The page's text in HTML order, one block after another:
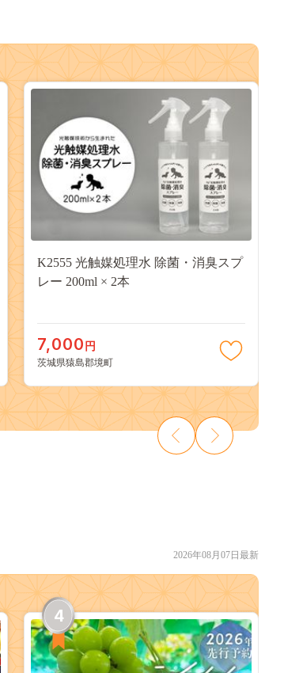
K2555 光触媒処理水 除菌・消臭スプ
レー 200ml × 2本
7,000 円
茨城県猿島郡境町
2026年08月07日最新
4